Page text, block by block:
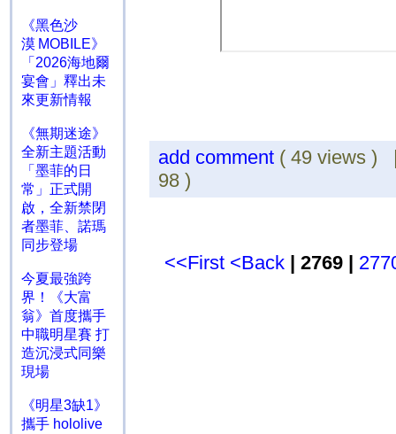
《黑色沙
漠 MOBILE》
「2026海地爾
宴會」釋出未
來更新情報
《無期迷途》
全新主題活動
「墨菲的日
常」正式開
啟，全新禁閉
者墨菲、諾瑪
同步登場
今夏最強跨
界！《大富
翁》首度攜手
中職明星賽 打
造沉浸式同樂
現場
《明星3缺1》
攜手 hololive
add comment ( 49 views
98 )
<<First <Back | 2769 |